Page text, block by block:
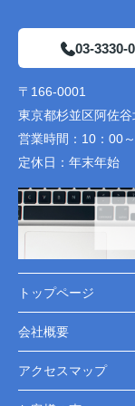
03-3330-
〒166-0001
東京都杉並区阿佐
営業時間： 10：00
定休日： 年末年始
トップページ
会社概要
アクセスマップ